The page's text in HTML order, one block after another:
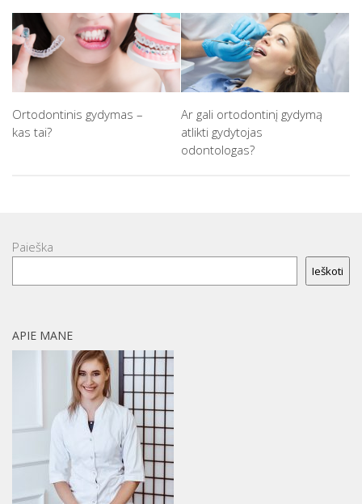
Ortodontinis gydymas –
kas tai?
Ar gali ortodontinį gydymą
atlikti gydytojas
odontologas?
Paieška
Ieškoti
APIE MANE